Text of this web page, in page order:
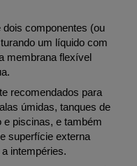
componentes (ou
um líquido com
membrana flexível
recomendados para
úmidas, tanques de
e piscinas, e também
superfície externa
intempéries.